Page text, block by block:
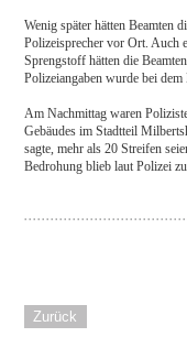
Wenig später hätten Beamten
Polizeisprecher vor Ort. Auch
Sprengstoff hätten die
Polizeiangaben wurde bei
Am Nachmittag waren
Gebäudes im Stadtteil
sagte, mehr als 20 Streifen
Bedrohung blieb laut Polizei
Zurück